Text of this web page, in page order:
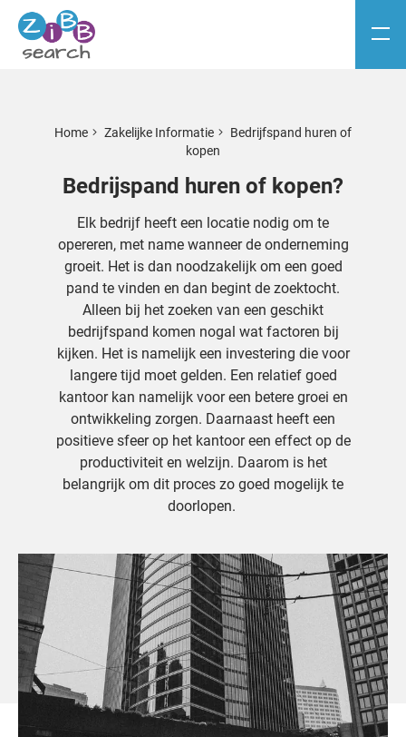
Home Zakelijke Informatie
Bedrijfspand huren of
kopen
Bedrijspand huren of kopen?
Elk bedrijf heeft een locatie nodig om te
opereren, met name wanneer de onderneming
groeit. Het is dan noodzakelijk om een goed
pand te vinden en dan begint de zoektocht.
Alleen bij het zoeken van een geschikt
bedrijfspand komen nogal wat factoren bij
kijken. Het is namelijk een investering die voor
langere tijd moet gelden. Een relatief goed
kantoor kan namelijk voor een betere groei en
ontwikkeling zorgen. Daarnaast heeft een
positieve sfeer op het kantoor een effect op de
productiviteit en welzijn. Daarom is het
belangrijk om dit proces zo goed mogelijk te
doorlopen.